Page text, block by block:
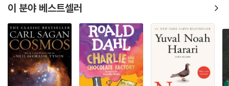
이 분야 베스트셀러